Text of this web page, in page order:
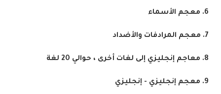
6. معجم الأسماء
7. معجم المرادفات والأضداد
8. معاجم إنجليزي إلى لغات أخرى ، حوالي 20 لغة
9. معجم إنجليزي - إنجليزي